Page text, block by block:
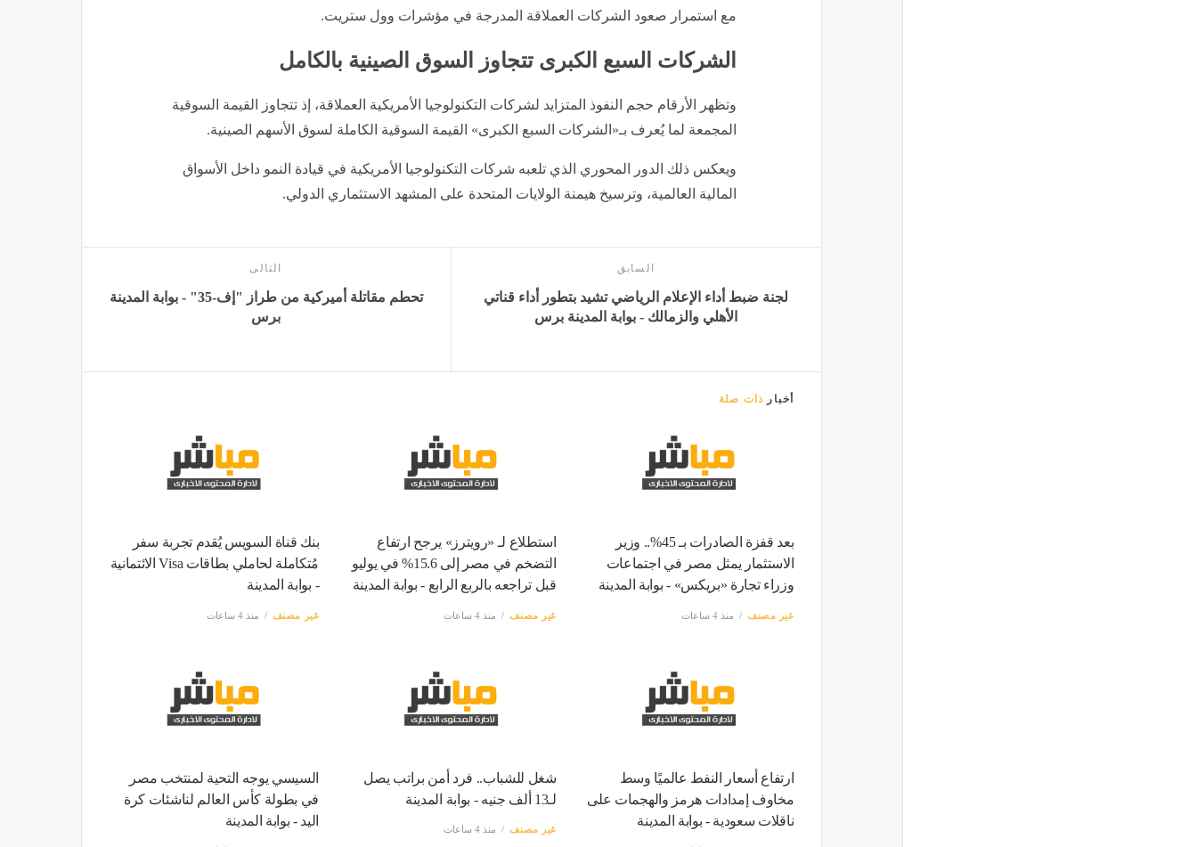
مع استمرار صعود الشركات العملاقة المدرجة في مؤشرات وول ستريت.
الشركات السبع الكبرى تتجاوز السوق الصينية بالكامل
وتظهر الأرقام حجم النفوذ المتزايد لشركات التكنولوجيا الأمريكية العملاقة، إذ تتجاوز القيمة السوقية
المجمعة لما يُعرف بـ«الشركات السبع الكبرى» القيمة السوقية الكاملة لسوق الأسهم الصينية.
ويعكس ذلك الدور المحوري الذي تلعبه شركات التكنولوجيا الأمريكية في قيادة النمو داخل الأسواق
المالية العالمية، وترسيخ هيمنة الولايات المتحدة على المشهد الاستثماري الدولي.
السابق
لجنة ضبط أداء الإعلام الرياضي تشيد بتطور أداء قناتي
الأهلي والزمالك - بوابة المدينة برس
التالى
تحطم مقاتلة أميركية من طراز "إف-35" - بوابة المدينة
برس
أخبار ذات صلة
بعد قفزة الصادرات بـ 45%.. وزير
الاستثمار يمثل مصر في اجتماعات
وزراء تجارة «بريكس» - بوابة المدينة
غير مصنف منذ 4 ساعات
استطلاع لـ «رويترز» يرجح ارتفاع
التضخم في مصر إلى 15.6% في يوليو
قبل تراجعه بالربع الرابع - بوابة المدينة
غير مصنف منذ 4 ساعات
بنك قناة السويس يُقدم تجربة سفر
مُتكاملة لحاملي بطاقات Visa الائتمانية
- بوابة المدينة
غير مصنف منذ 4 ساعات
ارتفاع أسعار النفط عالميًا وسط
مخاوف إمدادات هرمز والهجمات على
ناقلات سعودية - بوابة المدينة
شغل للشباب.. فرد أمن براتب يصل
لـ13 ألف جنيه - بوابة المدينة
غير مصنف منذ 4 ساعات
السيسي يوجه التحية لمنتخب مصر
في بطولة كأس العالم لناشئات كرة
اليد - بوابة المدينة